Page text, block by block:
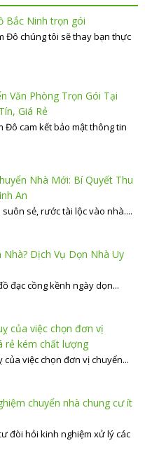
Bắc Ninh trọn gói
Đô chúng tôi sẽ thay bạn thực
Văn Phòng Trọn Gói Tại
Giá Rẻ
Đô cam kết bảo mật thông tin
Nhà Mới: Bí Quyết Thu
An
sẻ, rước tài lộc vào nhà....
Nhà? Dịch Vụ Dọn Nhà Uy
đạc cồng kềnh ngày dọn...
của việc chọn đơn vị
rẻ kém chất lượng
của việc chọn đơn vị chuyển...
chuyển nhà chung cư ít
đòi hỏi kinh nghiệm xử lý các